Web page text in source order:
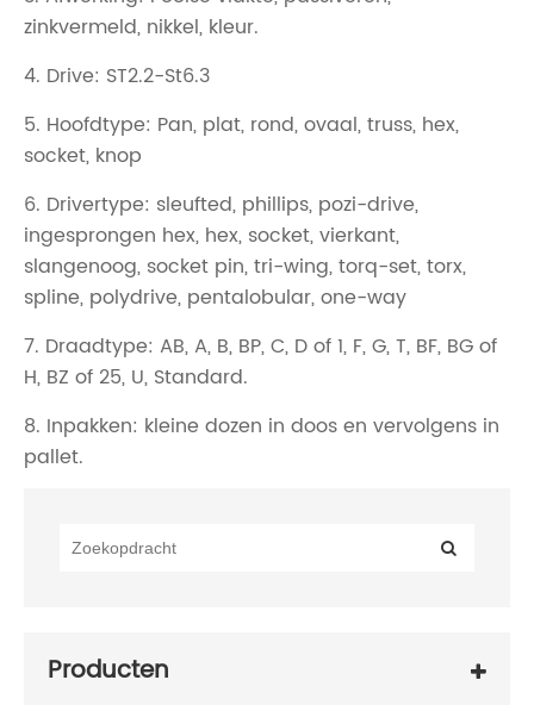
zinkvermeld, nikkel, kleur.
4. Drive: ST2.2-St6.3
5. Hoofdtype: Pan, plat, rond, ovaal, truss, hex,
socket, knop
6. Drivertype: sleufted, phillips, pozi-drive,
ingesprongen hex, hex, socket, vierkant,
slangenoog, socket pin, tri-wing, torq-set, torx,
spline, polydrive, pentalobular, one-way
7. Draadtype: AB, A, B, BP, C, D of 1, F, G, T, BF, BG of
H, BZ of 25, U, Standard.
8. Inpakken: kleine dozen in doos en vervolgens in
pallet.
Producten